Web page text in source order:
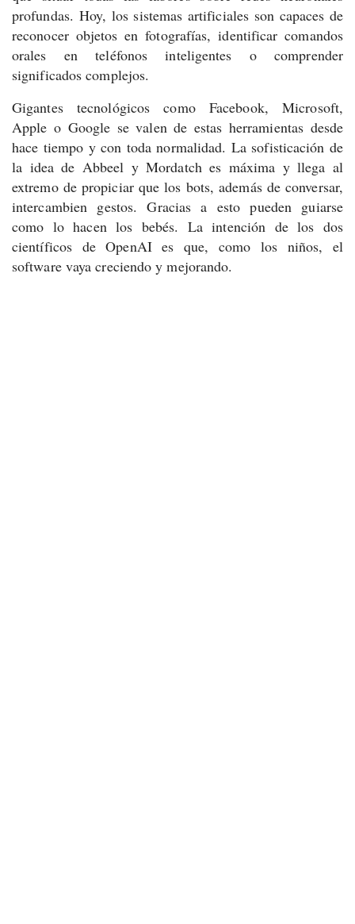
profundas. Hoy, los sistemas artificiales son capaces de
reconocer objetos en fotografías, identificar comandos
orales en teléfonos inteligentes o comprender
significados complejos.
Gigantes tecnológicos como Facebook, Microsoft,
Apple o Google se valen de estas herramientas desde
hace tiempo y con toda normalidad. La sofisticación de
la idea de Abbeel y Mordatch es máxima y llega al
extremo de propiciar que los bots, además de conversar,
intercambien gestos. Gracias a esto pueden guiarse
como lo hacen los bebés. La intención de los dos
científicos de OpenAI es que, como los niños, el
software vaya creciendo y mejorando.